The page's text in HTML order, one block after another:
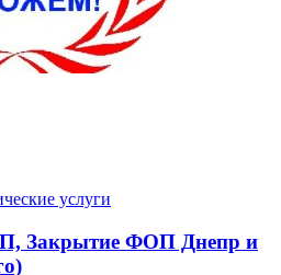
услуги
Закрытие ФОП Днепр и